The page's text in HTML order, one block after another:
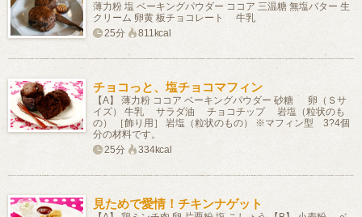
薄力粉 塩 ベーキングパウダー ココア 三温糖 無塩バター 生
クリーム 卵黄 板チョコレート 牛乳
25分
811kcal
チョコっと、塩チョコマフィン
【A】 薄力粉 ココア ベーキングパウダー 砂糖 卵（Ｓサ
イズ） 牛乳 サラダ油 チョコチップ 岩塩（粒状のも
の） ［飾り用］ 岩塩（粒状のもの） ※マフィン型 3?4個
分の材料です。
25分
334kcal
見ためで愛情！チキンナゲット